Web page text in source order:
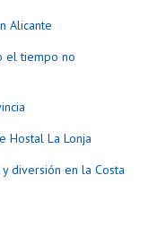
Alicante
el tiempo no
Hostal La Lonja
diversión en la Costa